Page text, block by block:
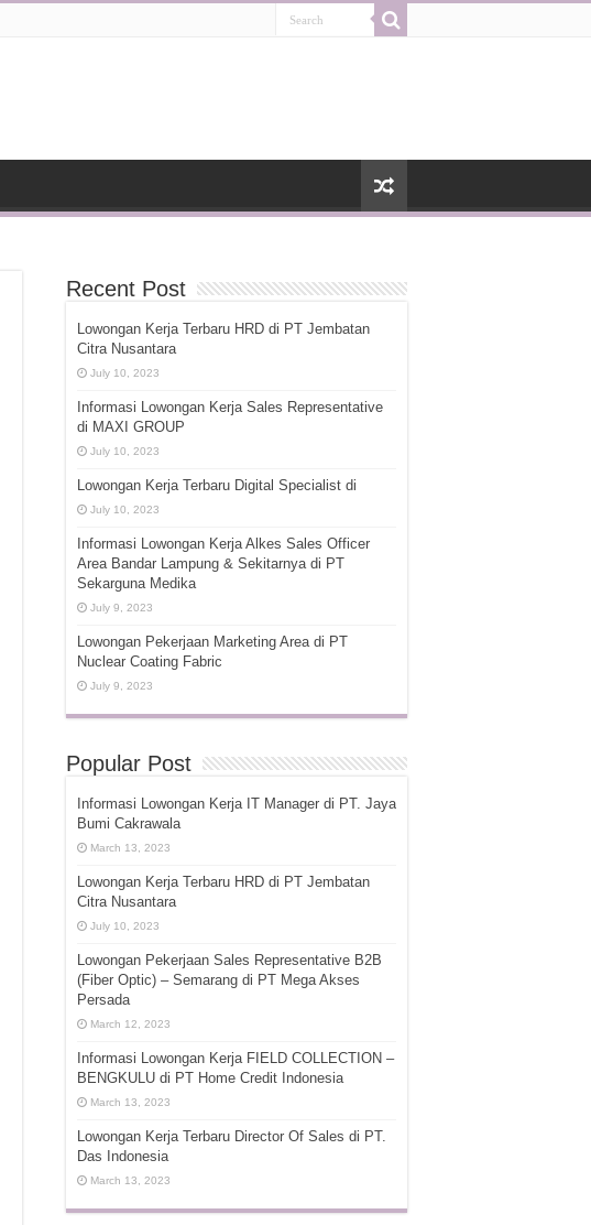
Recent Post
Lowongan Kerja Terbaru HRD di PT Jembatan
Citra Nusantara
July 10, 2023
Informasi Lowongan Kerja Sales Representative
di MAXI GROUP
July 10, 2023
Lowongan Kerja Terbaru Digital Specialist di
July 10, 2023
Informasi Lowongan Kerja Alkes Sales Officer
Area Bandar Lampung & Sekitarnya di PT
Sekarguna Medika
July 9, 2023
Lowongan Pekerjaan Marketing Area di PT
Nuclear Coating Fabric
July 9, 2023
Popular Post
Informasi Lowongan Kerja IT Manager di PT. Jaya
Bumi Cakrawala
March 13, 2023
Lowongan Kerja Terbaru HRD di PT Jembatan
Citra Nusantara
July 10, 2023
Lowongan Pekerjaan Sales Representative B2B
(Fiber Optic) – Semarang di PT Mega Akses
Persada
March 12, 2023
Informasi Lowongan Kerja FIELD COLLECTION –
BENGKULU di PT Home Credit Indonesia
March 13, 2023
Lowongan Kerja Terbaru Director Of Sales di PT.
Das Indonesia
March 13, 2023